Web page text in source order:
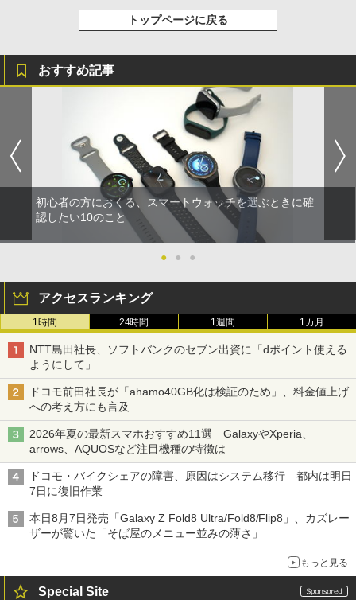
トップページに戻る
おすすめ記事
初心者の方におくる、スマートウォッチを選ぶときに確
認したい10のこと
● ● ●
アクセスランキング
1時間 24時間 1週間 1カ月
NTT島田社長、ソフトバンクのセブン出資に「dポイント使える
ようにして」
ドコモ前田社長が「ahamo40GB化は検証のため」、料金値上げ
への考え方にも言及
2026年夏の最新スマホおすすめ11選 GalaxyやXperia、
arrows、AQUOSなど注目機種の特徴は
ドコモ・バイクシェアの障害、原因はシステム移行 都内は明日
7日に復旧作業
本日8月7日発売「Galaxy Z Fold8 Ultra/Fold8/Flip8」、カズレー
ザーが驚いた「そば屋のメニュー並みの薄さ」
もっと見る
Special Site